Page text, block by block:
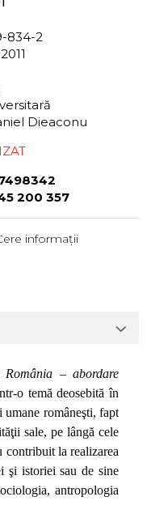
834-2
2011
Dieaconu
200 357
informații
– abordare
temă deosebită în
româneşti, fapt
sale, pe lângă cele
contribuit la realizarea
şi istoriei sau de sine
antropologia